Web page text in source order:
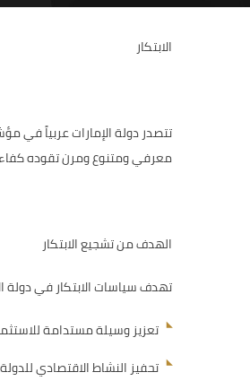
الابتكار
معرفي ومتنوع ومرن تقوده
الهدف من تشجيع الابتكار
تهدف سياسات الابتكار في دولة
تعزيز وسيلة مستدامة
تحفيز النشاط الاقتصادي